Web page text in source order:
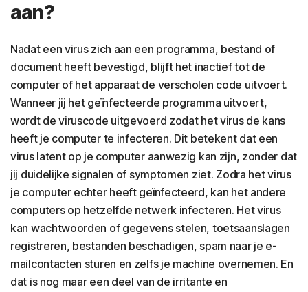
aan?
Nadat een virus zich aan een programma, bestand of
document heeft bevestigd, blijft het inactief tot de
computer of het apparaat de verscholen code uitvoert.
Wanneer jij het geïnfecteerde programma uitvoert,
wordt de viruscode uitgevoerd zodat het virus de kans
heeft je computer te infecteren. Dit betekent dat een
virus latent op je computer aanwezig kan zijn, zonder dat
jij duidelijke signalen of symptomen ziet. Zodra het virus
je computer echter heeft geïnfecteerd, kan het andere
computers op hetzelfde netwerk infecteren. Het virus
kan wachtwoorden of gegevens stelen, toetsaanslagen
registreren, bestanden beschadigen, spam naar je e-
mailcontacten sturen en zelfs je machine overnemen. En
dat is nog maar een deel van de irritante en